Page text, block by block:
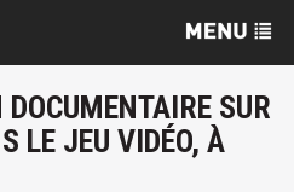
SUR
LE JEU VIDÉO, À